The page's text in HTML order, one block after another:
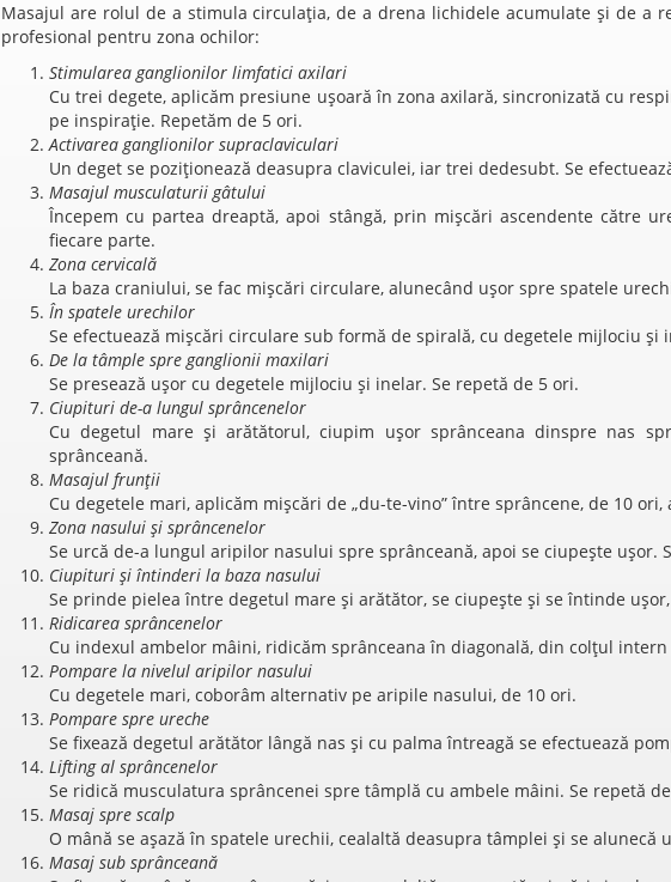
Masajul are rolul de a stimula circulația, de a drena lichidele acumulate și de a
profesional pentru zona ochilor:
Stimularea ganglionilor limfatici axilari
Cu trei degete, aplicăm presiune ușoară în zona axilară, sincronizată cu
pe inspirație. Repetăm de 5 ori.
Activarea ganglionilor supraclaviculari
Un deget se poziționează deasupra claviculei, iar trei dedesubt. Se
Masajul musculaturii gâtului
Începem cu partea dreaptă, apoi stângă, prin mișcări ascendente către
fiecare parte.
Zona cervicală
La baza craniului, se fac mișcări circulare, alunecând ușor spre spatele
În spatele urechilor
Se efectuează mișcări circulare sub formă de spirală, cu degetele mijlociu și
De la tâmple spre ganglionii maxilari
Se presează ușor cu degetele mijlociu și inelar. Se repetă de 5 ori.
Ciupituri de-a lungul sprâncenelor
Cu degetul mare și arătătorul, ciupim ușor sprânceana dinspre nas
sprânceană.
Masajul frunții
Cu degetele mari, aplicăm mișcări de „du-te-vino” între sprâncene, de 10
Zona nasului și sprâncenelor
Se urcă de-a lungul aripilor nasului spre sprânceană, apoi se ciupește ușor.
Ciupituri și întinderi la baza nasului
Se prinde pielea între degetul mare și arătător, se ciupește și se întinde
Ridicarea sprâncenelor
Cu indexul ambelor mâini, ridicăm sprânceana în diagonală, din colțul
Pompare la nivelul aripilor nasului
Cu degetele mari, coborâm alternativ pe aripile nasului, de 10 ori.
Pompare spre ureche
Se fixează degetul arătător lângă nas și cu palma întreagă se efectuează
Lifting al sprâncenelor
Se ridică musculatura sprâncenei spre tâmplă cu ambele mâini. Se repetă
Masaj spre scalp
O mână se așază în spatele urechii, cealaltă deasupra tâmplei și se alunecă
Masaj sub sprânceană